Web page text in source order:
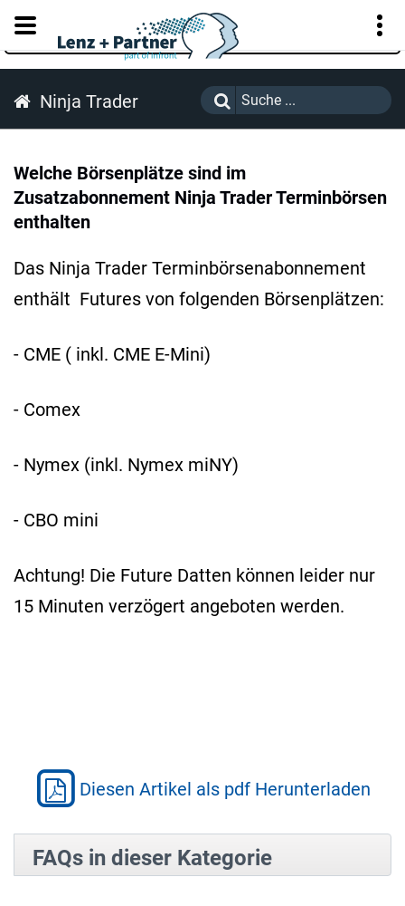
KUNDENPORTAL
Ninja Trader
Welche Börsenplätze sind im
Zusatzabonnement Ninja Trader Terminbörsen
enthalten
Das Ninja Trader Terminbörsenabonnement
enthält Futures von folgenden Börsenplätzen:
- CME ( inkl. CME E-Mini)
- Comex
- Nymex (inkl. Nymex miNY)
- CBO mini
Achtung! Die Future Datten können leider nur
15 Minuten verzögert angeboten werden.
Diesen Artikel als pdf Herunterladen
FAQs in dieser Kategorie